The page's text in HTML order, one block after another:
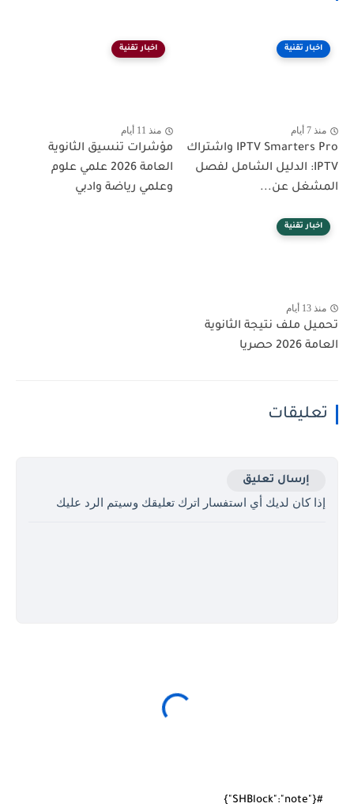
اخبار تقنية
منذ 7 أيام
IPTV Smarters Pro واشتراك
IPTV: الدليل الشامل لفصل
المشغل عن...
اخبار تقنية
منذ 11 أيام
مؤشرات تنسيق الثانوية
العامة 2026 علمي علوم
وعلمي رياضة وادبي
اخبار تقنية
منذ 13 أيام
تحميل ملف نتيجة الثانوية
العامة 2026 حصريا
تعليقات
إرسال تعليق
إذا كان لديك أي استفسار اترك تعليقك وسيتم الرد عليك
#{"SHBlock":"note"}